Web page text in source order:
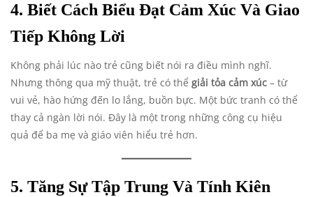
4. Biết Cách Biểu Đạt Cảm Xúc Và Giao
Tiếp Không Lời
Không phải lúc nào trẻ cũng biết nói ra điều mình nghĩ.
Nhưng thông qua mỹ thuật, trẻ có thể giải tỏa cảm xúc – từ
vui vẻ, hào hứng đến lo lắng, buồn bực. Một bức tranh có thể
thay cả ngàn lời nói. Đây là một trong những công cụ hiệu
quả để ba mẹ và giáo viên hiểu trẻ hơn.
5. Tăng Sự Tập Trung Và Tính Kiên